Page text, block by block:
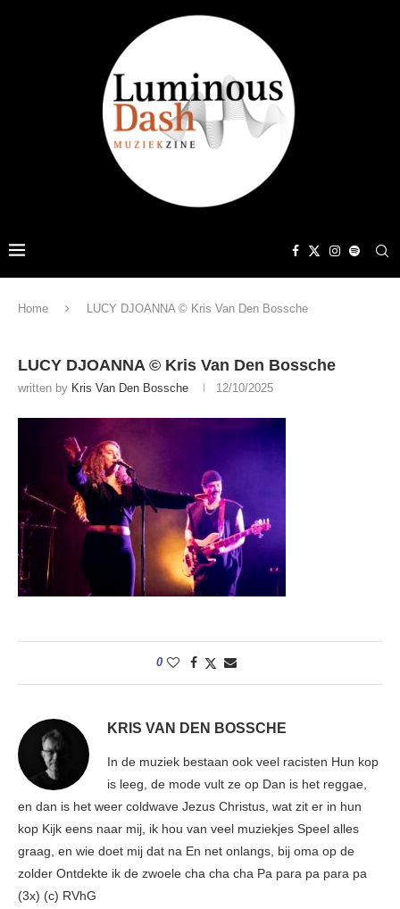
Home LUCY DJOANNA © Kris Van Den Bossche
LUCY DJOANNA © Kris Van Den Bossche
written by Kris Van Den Bossche 12/10/2025
0
KRIS VAN DEN BOSSCHE
In de muziek bestaan ook veel racisten Hun kop
is leeg, de mode vult ze op Dan is het reggae,
en dan is het weer coldwave Jezus Christus, wat zit er in hun
kop Kijk eens naar mij, ik hou van veel muziekjes Speel alles
graag, en wie doet mij dat na En net onlangs, bij oma op de
zolder Ontdekte ik de zwoele cha cha cha Pa para pa para pa
(3x) (c) RVhG